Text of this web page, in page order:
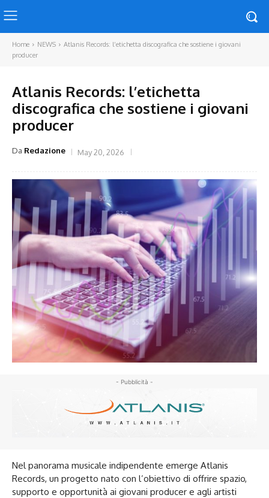
Home NEWS
Atlanis Records: l’etichetta discografica che sostiene i giovani
producer
Atlanis Records: l’etichetta
discografica che sostiene i giovani
producer
Da Redazione May 20, 2026
- Pubblicità -
Nel panorama musicale indipendente emerge Atlanis
Records, un progetto nato con l’obiettivo di offrire spazio,
supporto e opportunità ai giovani producer e agli artisti